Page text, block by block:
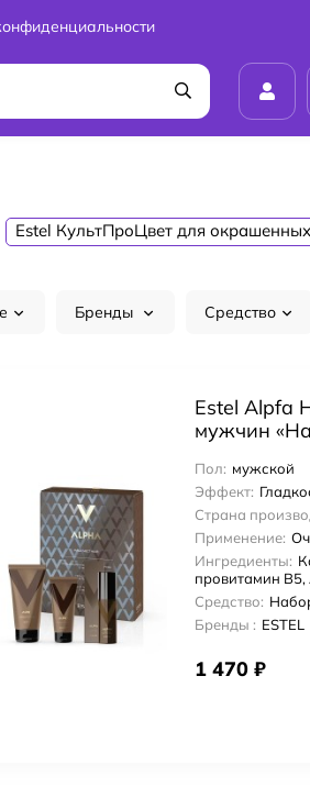
Estel КультПроЦвет для
Бренды Средство
Estel Alpfa
мужчин
и бороды
бритья 100
после
Пол: мужской
Эффект:
Страна
Применение:
Ингредиенты:
провитамин
Средство:
Бренды : ESTEL
1 470 ₽